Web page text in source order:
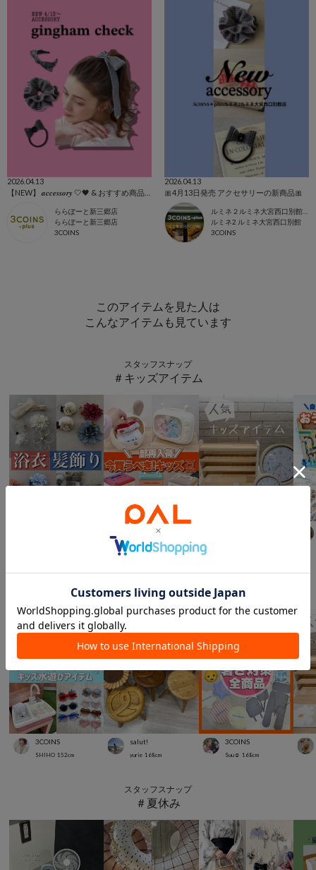
2026.04.13
ららぽーと新三郷店
ららぽーと新三郷店
3COINS
2026.04.13
🎀4月13日発売 アクセサリーの新商品🎀
ルミネ2 ルミネ大宮西口別館
3COINS
このアイテムを見た人は
こんなアイテムも見ています
スタッフスナップ
＃キッズアイテム
157cm
スタッフスナップ
＃キッズ
3COINS
SHIHO 152cm
salut!
yurie 168cm
3COINS
Suu☺︎ 168cm
スタッフスナップ
＃夏休み